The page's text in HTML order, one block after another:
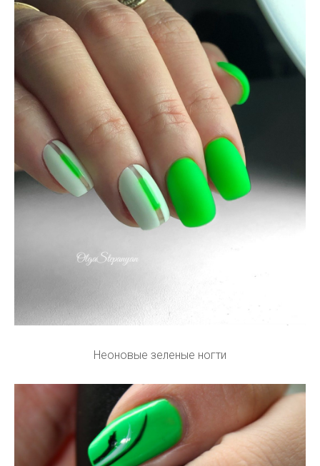
Неоновые зеленые ногти